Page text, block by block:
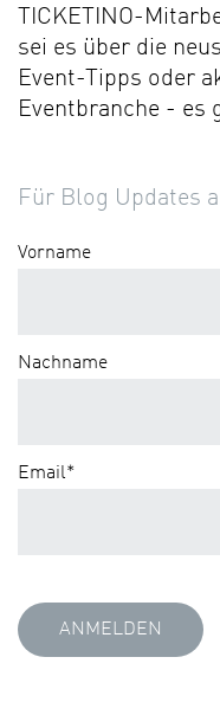
TICKETINO-
sei es über die
Event-Tipps oder
Eventbranche - es
Für Blog Updates
Vorname
Nachname
Email*